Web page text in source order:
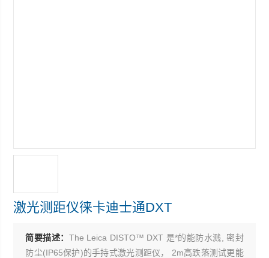
激光测距仪徕卡迪士通DXT
简要描述： The Leica DISTO™ DXT 是*的能防水溅, 密封
防尘(IP65保护)的手持式激光测距仪， 2m高跌落测试更能